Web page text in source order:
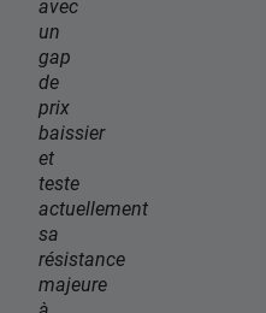
avec
un
gap
de
prix
baissier
et
teste
actuellement
sa
résistance
majeure